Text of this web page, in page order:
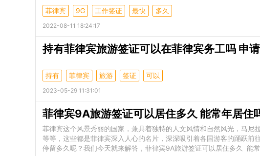
菲律宾 9G 工作签证 最快 多久
2022-08-11 18:24:17
持有菲律宾旅游签证可以在菲律宾务工吗 申
持有 菲律宾 旅游 签证 可以
2023-05-29 11:31:01
菲律宾9A旅游签证可以居住多久 能常年居住
菲律宾这个风景秀丽的国家，兼具着独特的人文风情和自然风光，马尼
等等，这些都是菲律宾深入人心的名片，深深吸引着各国游客的踊跃
停留多久呢？我们今天就来解答，菲律宾9A旅游签证可以居住多久 能